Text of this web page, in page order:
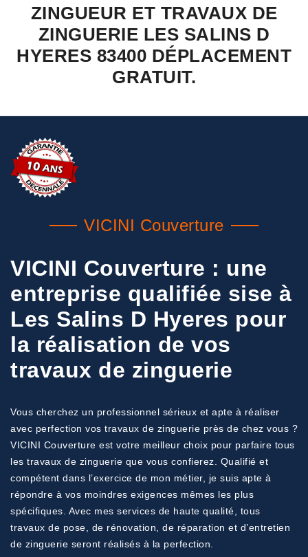
ZINGUEUR ET TRAVAUX DE
ZINGUERIE LES SALINS D
HYERES 83400 DÉPLACEMENT
GRATUIT.
VICINI Couverture
VICINI Couverture : une
entreprise qualifiée sise à
Les Salins D Hyeres pour
la réalisation de vos
travaux de zinguerie
Vous cherchez un professionnel sérieux et apte à réaliser
avec perfection vos travaux de zinguerie près de chez vous ?
VICINI Couverture est votre meilleur choix pour parfaire tous
les travaux de zinguerie que vous confierez. Qualifié et
compétent dans l’exercice de mon métier, je suis apte à
répondre à vos moindres exigences mêmes les plus
spécifiques. Avec mes services de haute qualité, tous
travaux de pose, de rénovation, de réparation et d’entretien
de zinguerie seront réalisés à la perfection.